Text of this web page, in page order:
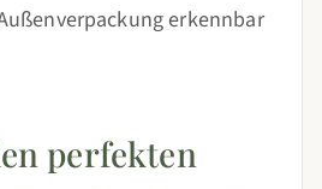
erkennbar
perfekten